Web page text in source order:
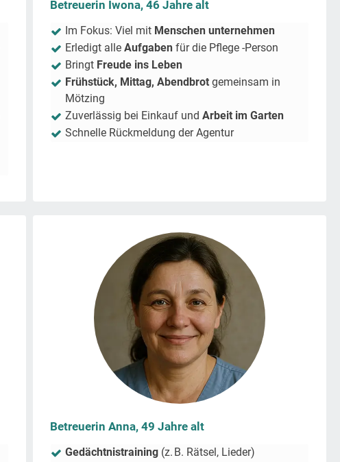
Betreuerin Iwona, 46 Jahre alt
Im Fokus: Viel mit Menschen unternehmen
Erledigt alle Aufgaben für die Pflege -Person
Bringt Freude ins Leben
Frühstück, Mittag, Abendbrot gemeinsam in
Mötzing
Zuverlässig bei Einkauf und Arbeit im Garten
Schnelle Rückmeldung der Agentur
Betreuerin Anna, 49 Jahre alt
Gedächtnistraining (z. B. Rätsel, Lieder)